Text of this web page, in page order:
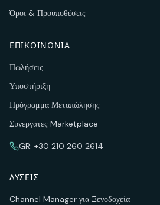
Όροι & Προϋποθέσεις
ΕΠΙΚΟΙΝΩΝΊΑ
Πωλήσεις
Υποστήριξη
Πρόγραμμα Μεταπώλησης
Συνεργάτες Marketplace
GR: +30 210 260 2614
ΛΎΣΕΙΣ
Channel Manager για Ξενοδοχεία